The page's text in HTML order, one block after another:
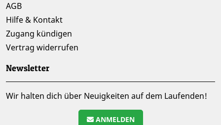
AGB
Hilfe & Kontakt
Zugang kündigen
Vertrag widerrufen
Newsletter
Wir halten dich über Neuigkeiten auf dem Laufenden!
ANMELDEN